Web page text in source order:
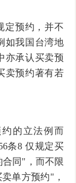
定预约，并不
如我国台湾地
亦承认买卖预
卖预约著有若
的立法例而
条8 仅规定买
合同"，而不限
单方预约"，